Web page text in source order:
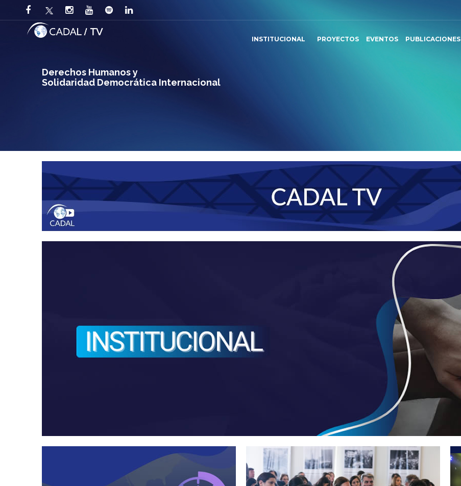
Derechos Humanos y
Solidaridad Democrática Internacional
INSTITUCIONAL PROYECTOS EVENTOS PUBLICACIONES